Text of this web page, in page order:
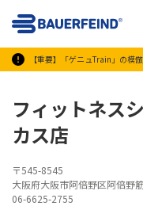
【重要】「ゲニュTrain」の模
フィットネス
カス店
〒545-8545
大阪府大阪市阿倍野区阿倍野
06-6625-2755